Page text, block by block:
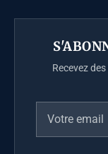
Recevez